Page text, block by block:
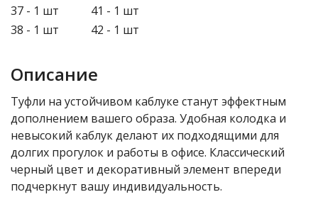
37 - 1 шт
38 - 1 шт
41 - 1 шт
42 - 1 шт
Описание
Туфли на устойчивом каблуке станут эффектным
дополнением вашего образа. Удобная колодка и
невысокий каблук делают их подходящими для
долгих прогулок и работы в офисе. Классический
черный цвет и декоративный элемент впереди
подчеркнут вашу индивидуальность.